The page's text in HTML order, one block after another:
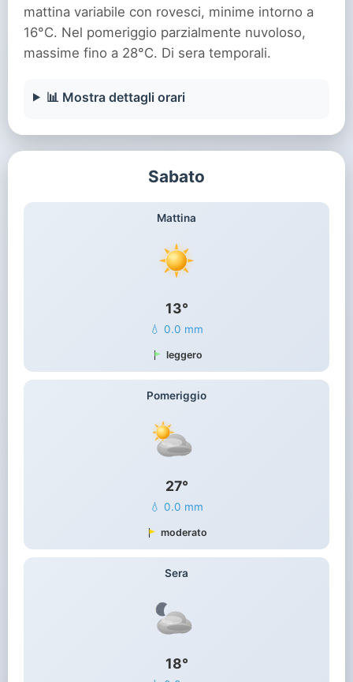
mattina variabile con rovesci, minime intorno a
16°C. Nel pomeriggio parzialmente nuvoloso,
massime fino a 28°C. Di sera temporali.
📊 Mostra dettagli orari
Sabato
Mattina
13°
💧 0.0 mm
leggero
Pomeriggio
27°
💧 0.0 mm
moderato
Sera
18°